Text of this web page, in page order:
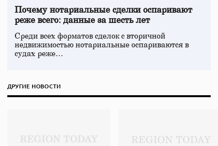
Почему нотариальные сделки оспаривают
реже всего: данные за шесть лет
Среди всех форматов сделок с вторичной
недвижимостью нотариальные оспариваются в
судах реже…
ДРУГИЕ НОВОСТИ